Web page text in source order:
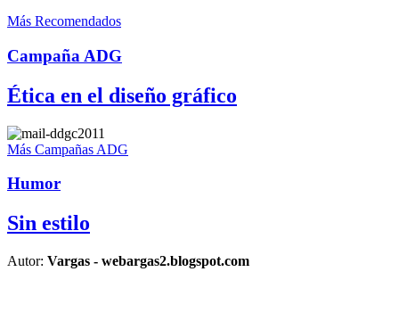
Más Recomendados
Campaña ADG
Ética en el diseño gráfico
Más Campañas ADG
Humor
Sin estilo
Autor: Vargas - webargas2.blogspot.com